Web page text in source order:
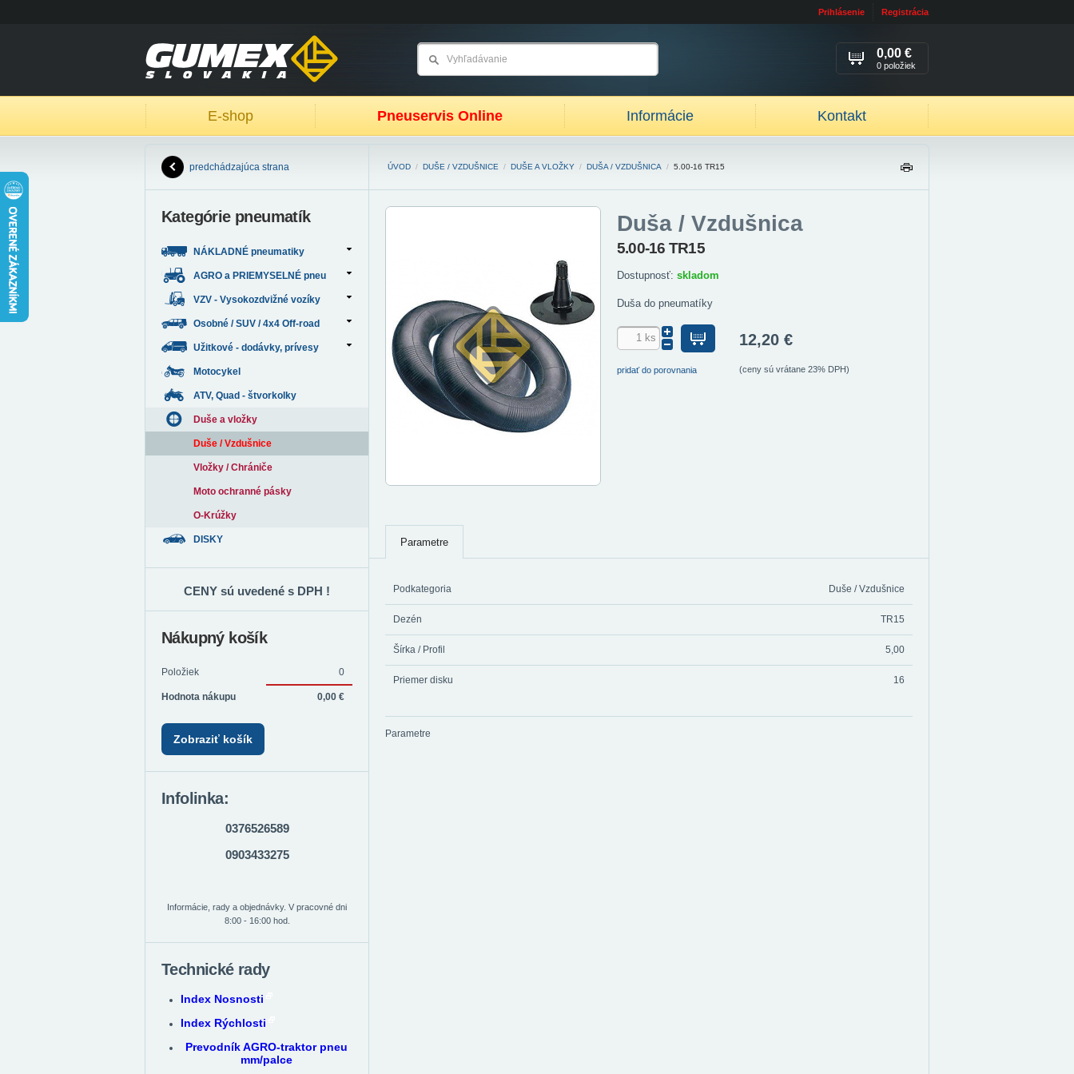
Prihlásenie Registrácia
E-shop Pneuservis Online Informácie Kontakt
0,00 €
0 položiek
ÚVOD / DUŠE / VZDUŠNICE / DUŠE A VLOŽKY / DUŠA / VZDUŠNICA / 5.00-16 TR15
IŤ
Duša / Vzdušnica
5.00-16 TR15
Dostupnosť: skladom
Duša do pneumatíky
pridať do porovnania
12,20 €
(ceny sú vrátane 23% DPH)
Parametre
Podkategoria Duše / Vzdušnice
Dezén TR15
Šírka / Profil 5,00
Priemer disku 16
Parametre
predchádzajúca strana
Kategórie pneumatík
NÁKLADNÉ pneumatiky
AGRO a PRIEMYSELNÉ pneu
VZV - Vysokozdvižné vozíky
Osobné / SUV / 4x4 Off-road
Užitkové - dodávky, prívesy
Motocykel
ATV, Quad - štvorkolky
Duše a vložky
Duše / Vzdušnice
Vložky / Chrániče
Moto ochranné pásky
O-Krúžky
DISKY
CENY sú uvedené s DPH !
Nákupný košík
Položiek 0
Hodnota nákupu 0,00 €
Zobraziť košík
Infolinka:
0376526589
0903433275
Informácie, rady a objednávky. V pracovné dni
8:00 - 16:00 hod.
Technické rady
Index Nosnosti
Index Rýchlosti
Prevodník AGRO-traktor pneu
mm/palce